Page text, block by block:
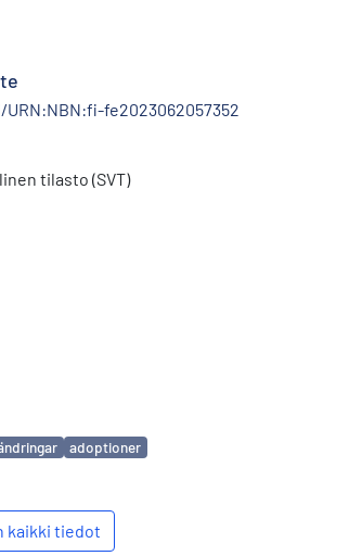
fe2023062057352
tilasto (SVT)
adoptioner
kaikki tiedot